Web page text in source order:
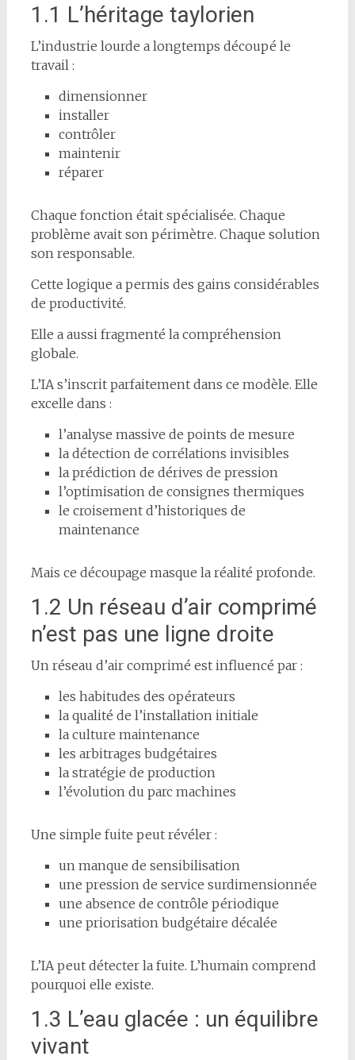
1.1 L’héritage taylorien
L’industrie lourde a longtemps découpé le
travail :
dimensionner
installer
contrôler
maintenir
réparer
Chaque fonction était spécialisée. Chaque
problème avait son périmètre. Chaque solution
son responsable.
Cette logique a permis des gains considérables
de productivité.
Elle a aussi fragmenté la compréhension
globale.
L’IA s’inscrit parfaitement dans ce modèle. Elle
excelle dans :
l’analyse massive de points de mesure
la détection de corrélations invisibles
la prédiction de dérives de pression
l’optimisation de consignes thermiques
le croisement d’historiques de
maintenance
Mais ce découpage masque la réalité profonde.
1.2 Un réseau d’air comprimé
n’est pas une ligne droite
Un réseau d’air comprimé est influencé par :
les habitudes des opérateurs
la qualité de l’installation initiale
la culture maintenance
les arbitrages budgétaires
la stratégie de production
l’évolution du parc machines
Une simple fuite peut révéler :
un manque de sensibilisation
une pression de service surdimensionnée
une absence de contrôle périodique
une priorisation budgétaire décalée
L’IA peut détecter la fuite. L’humain comprend
pourquoi elle existe.
1.3 L’eau glacée : un équilibre
vivant